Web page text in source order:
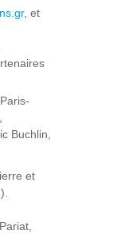
, et
Buchlin,
et